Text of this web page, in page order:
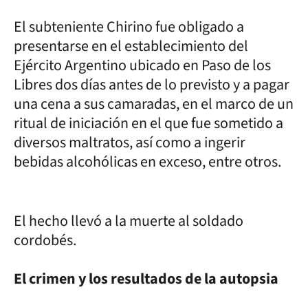
El subteniente Chirino fue obligado a
presentarse en el establecimiento del
Ejército Argentino ubicado en Paso de los
Libres dos días antes de lo previsto y a pagar
una cena a sus camaradas, en el marco de un
ritual de iniciación en el que fue sometido a
diversos maltratos, así como a ingerir
bebidas alcohólicas en exceso, entre otros.
El hecho llevó a la muerte al soldado
cordobés.
El crimen y los resultados de la autopsia